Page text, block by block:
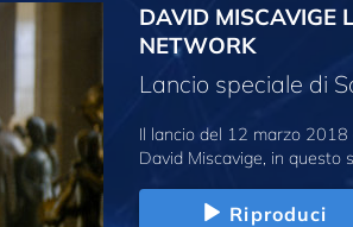
DAVID MISCAVIGE
NETWORK
Lancio speciale di
Il lancio del 12 marzo
David Miscavige, in questo
Riproduci